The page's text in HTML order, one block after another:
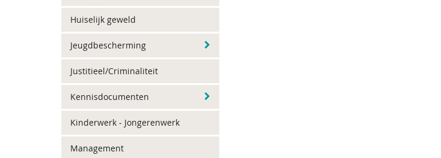
Huiselijk geweld
Jeugdbescherming
Justitieel/Criminaliteit
Kennisdocumenten
Kinderwerk - Jongerenwerk
Management